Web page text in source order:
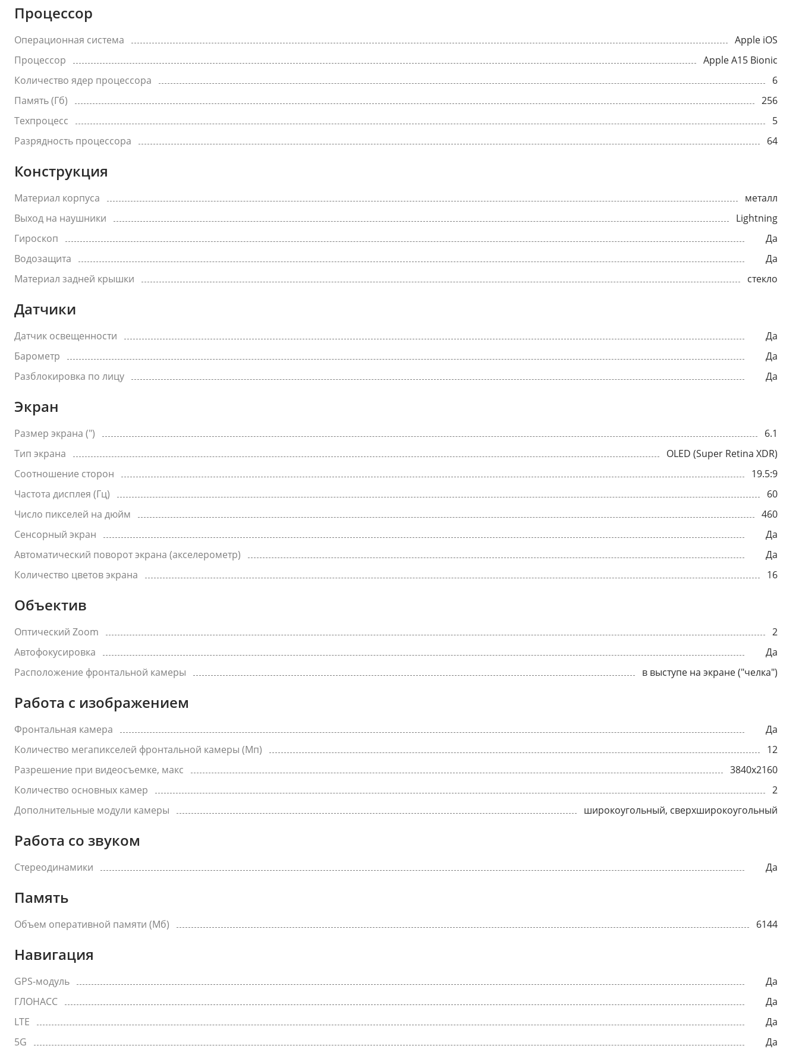
Процессор
Операционная система
Apple iOS
Процессор
Apple A15 Bionic
Количество ядер процессора
6
Память (Гб)
256
Техпроцесс
5
Разрядность процессора
64
Конструкция
Материал корпуса
металл
Выход на наушники
Lightning
Гироскоп
Да
Водозащита
Да
Материал задней крышки
стекло
Датчики
Датчик освещенности
Да
Барометр
Да
Разблокировка по лицу
Да
Экран
Размер экрана (")
6.1
Тип экрана
OLED (Super Retina XDR)
Соотношение сторон
19.5:9
Частота дисплея (Гц)
60
Число пикселей на дюйм
460
Сенсорный экран
Да
Автоматический поворот экрана (акселерометр)
Да
Количество цветов экрана
16
Объектив
Оптический Zoom
2
Автофокусировка
Да
Расположение фронтальной камеры
в выступе на экране ("челка")
Работа с изображением
Фронтальная камера
Да
Количество мегапикселей фронтальной камеры (Мп)
12
Разрешение при видеосъемке, макс
3840x2160
Количество основных камер
2
Дополнительные модули камеры
широкоугольный, сверхширокоугольный
Работа со звуком
Стереодинамики Да
Память
Объем оперативной памяти (Мб) 6144
Навигация
GPS-модуль
Да
ГЛОНАСС
Да
LTE
Да
5G
Да